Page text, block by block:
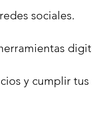
sociales.
y cumplir